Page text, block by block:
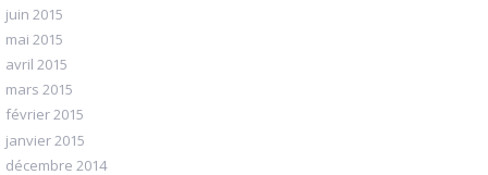
juin 2015
mai 2015
avril 2015
mars 2015
février 2015
janvier 2015
décembre 2014